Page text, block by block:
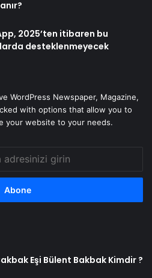
2025’ten itibaren bu
desteklenmeyecek
WordPress Newspaper, Magazine,
with options that allow you to
your website to your needs.
Eşi Bülent Bakbak Kimdir ?